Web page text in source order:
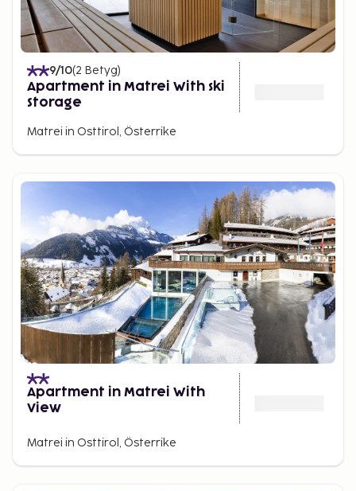
9/10(2 Betyg)
Apartment in Matrei With ski
Storage
Matrei in Osttirol, Österrike
Apartment in Matrei With
View
Matrei in Osttirol, Österrike